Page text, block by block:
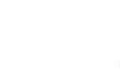
Partidos têm até